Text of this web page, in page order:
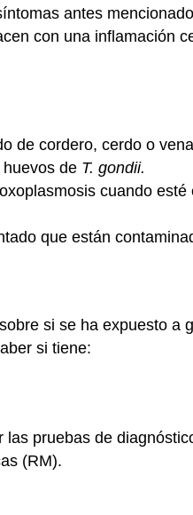
antes
con una inflamación
de cordero, cerdo o
de T. gondii.
cuando esté
que están
si se ha expuesto a
si tiene:
pruebas de
(RM).